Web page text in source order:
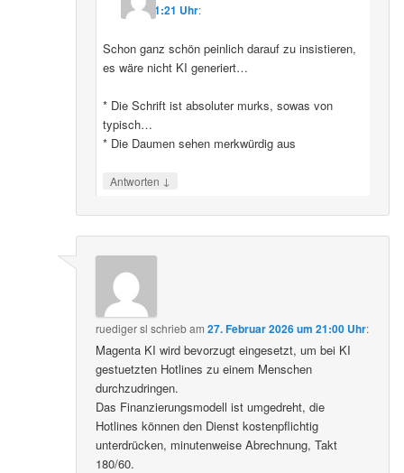
11:21 Uhr:
Schon ganz schön peinlich darauf zu insistieren,
es wäre nicht KI generiert…
* Die Schrift ist absoluter murks, sowas von
typisch…
* Die Daumen sehen merkwürdig aus
Antworten ↓
ruediger sl schriebam27. Februar 2026 um 21:00 Uhr:
Magenta KI wird bevorzugt eingesetzt, um bei KI
gestuetzten Hotlines zu einem Menschen
durchzudringen.
Das Finanzierungsmodell ist umgedreht, die
Hotlines können den Dienst kostenpflichtig
unterdrücken, minutenweise Abrechnung, Takt
180/60.